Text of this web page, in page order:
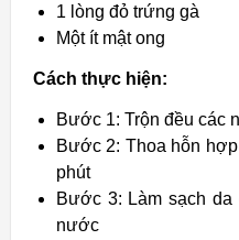
1 lòng đỏ trứng gà
Một ít mật ong
Cách thực hiện:
Bước 1: Trộn đều các
Bước 2: Thoa hỗn
phút
Bước 3: Làm sạch
nước